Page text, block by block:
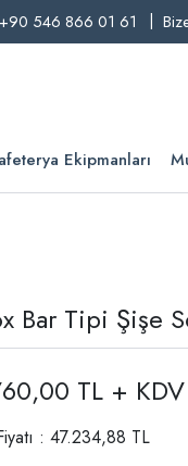
546 866 01 61
Ekipmanları
Bar Tipi Şişe
TL + KDV
: 47.234,88 TL